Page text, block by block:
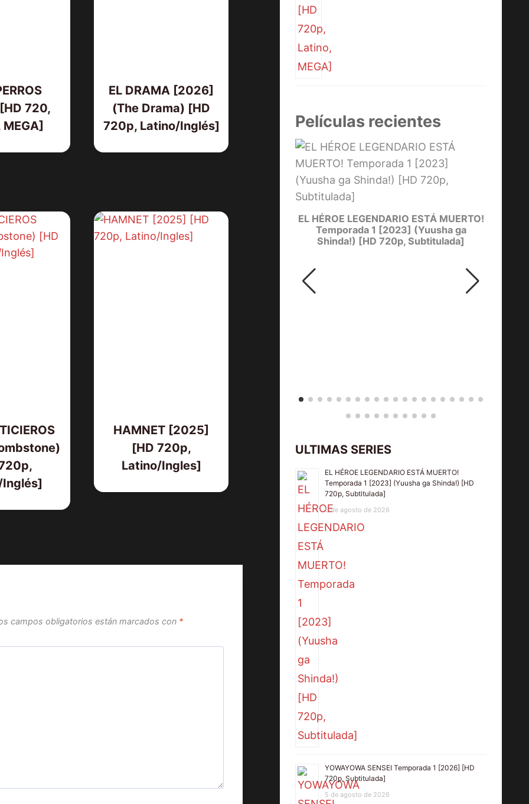
720,
EL DRAMA [2026]
(The Drama) [HD
720p, Latino/Inglés]
HAMNET [2025]
[HD 720p,
Latino/Ingles]
campos obligatorios están marcados con *
Películas recientes
[HD 720p, Latino/Inglés]
EL HÉROE LEGENDARIO ESTÁ MUERTO!
Temporada 1 [2023] (Yuusha ga
Shinda!) [HD 720p, Subtitulada]
ULTIMAS SERIES
EL HÉROE LEGENDARIO ESTÁ MUERTO!
Temporada 1 [2023] (Yuusha ga Shinda!) [HD
720p, Subtitulada]
5 de agosto de 2026
YOWAYOWA SENSEI Temporada 1 [2026] [HD
720p, Subtitulada]
5 de agosto de 2026